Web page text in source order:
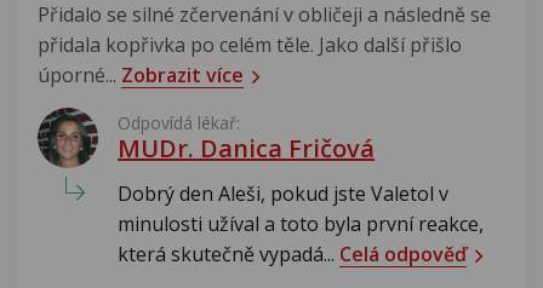
Přidalo se silné zčervenání v obličeji a následně se
přidala kopřivka po celém těle. Jako další přišlo
úporné... Zobrazit více
Odpovídá lékař:
MUDr. Danica Fričová
Dobrý den Aleši, pokud jste Valetol v
minulosti užíval a toto byla první reakce,
která skutečně vypadá... Celá odpověď